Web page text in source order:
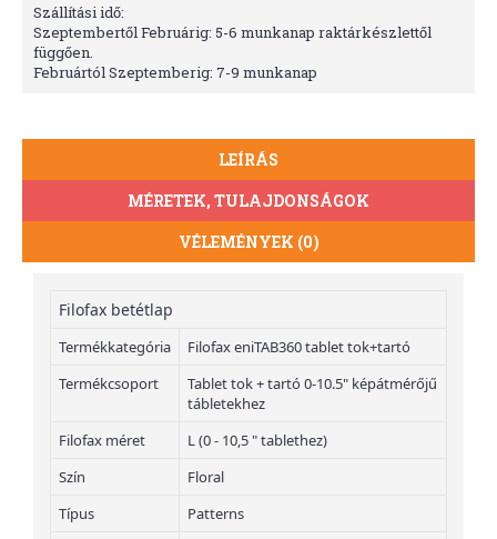
Szállítási idő:
Szeptembertől Februárig: 5-6 munkanap raktárkészlettől
függően.
Februártól Szeptemberig: 7-9 munkanap
LEÍRÁS
MÉRETEK, TULAJDONSÁGOK
VÉLEMÉNYEK (0)
Filofax betétlap
Termékkategória
Filofax eniTAB360 tablet tok+tartó
Termékcsoport
Tablet tok + tartó 0-10.5" képátmérőjű
tábletekhez
Filofax méret
L (0 - 10,5 " tablethez)
Szín
Floral
Típus
Patterns